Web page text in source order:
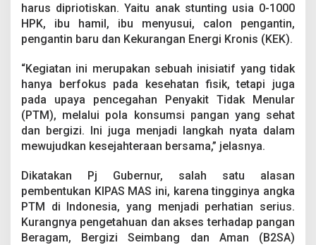
harus dipriotiskan. Yaitu anak stunting usia 0-1000
HPK, ibu hamil, ibu menyusui, calon pengantin,
pengantin baru dan Kekurangan Energi Kronis (KEK).
“Kegiatan ini merupakan sebuah inisiatif yang tidak
hanya berfokus pada kesehatan fisik, tetapi juga
pada upaya pencegahan Penyakit Tidak Menular
(PTM), melalui pola konsumsi pangan yang sehat
dan bergizi. Ini juga menjadi langkah nyata dalam
mewujudkan kesejahteraan bersama,” jelasnya.
Dikatakan Pj Gubernur, salah satu alasan
pembentukan KIPAS MAS ini, karena tingginya angka
PTM di Indonesia, yang menjadi perhatian serius.
Kurangnya pengetahuan dan akses terhadap pangan
Beragam, Bergizi Seimbang dan Aman (B2SA)